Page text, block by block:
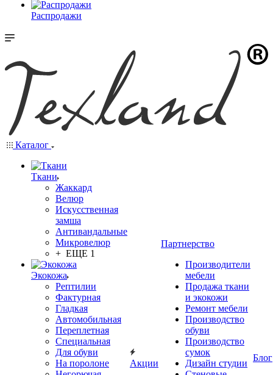
Распродажи
Каталог
Ткани
Жаккард
Велюр
Искусственная
замша
Антивандальные
Микровелюр
+ ЕЩЕ 1
Экокожа
Рептилии
Фактурная
Гладкая
Автомобильная
Переплетная
Специальная
Для обуви
На поролоне
Акции
Партнерство
Производители
мебели
Продажа ткани
и экокожи
Ремонт мебели
Производство
обуви
Производство
сумок
Дизайн студии
Блог